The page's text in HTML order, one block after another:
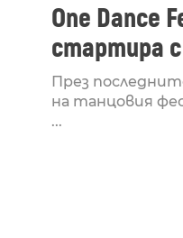
One Dance
стартира
Lucid,
рейв
През
на танцовия
...